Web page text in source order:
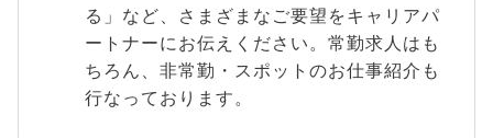
る」など、さまざまなご要望をキャリアパ
ートナーにお伝えください。常勤求人はも
ちろん、非常勤・スポットのお仕事紹介も
行なっております。